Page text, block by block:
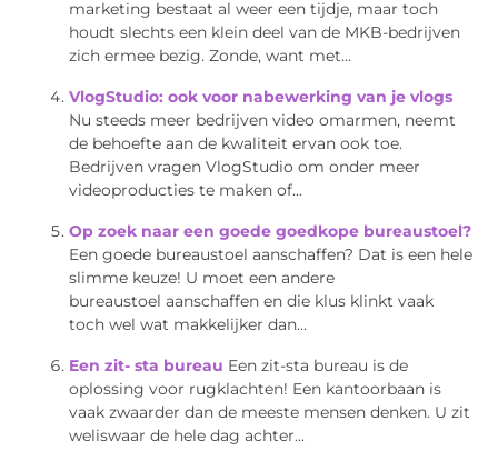
marketing bestaat al weer een tijdje, maar toch
houdt slechts een klein deel van de MKB-bedrijven
zich ermee bezig. Zonde, want met...
VlogStudio: ook voor nabewerking van je vlogs
Nu steeds meer bedrijven video omarmen, neemt
de behoefte aan de kwaliteit ervan ook toe.
Bedrijven vragen VlogStudio om onder meer
videoproducties te maken of...
Op zoek naar een goede goedkope bureaustoel?
Een goede bureaustoel aanschaffen? Dat is een hele
slimme keuze! U moet een andere
bureaustoel aanschaffen en die klus klinkt vaak
toch wel wat makkelijker dan...
Een zit- sta bureau Een zit-sta bureau is de
oplossing voor rugklachten! Een kantoorbaan is
vaak zwaarder dan de meeste mensen denken. U zit
weliswaar de hele dag achter...